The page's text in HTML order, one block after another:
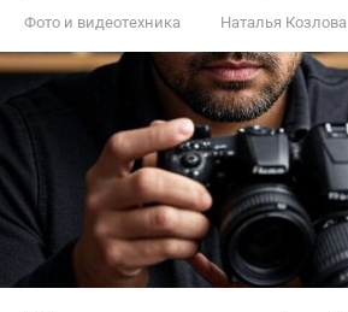
Фото и видеотехника Наталья Козлова